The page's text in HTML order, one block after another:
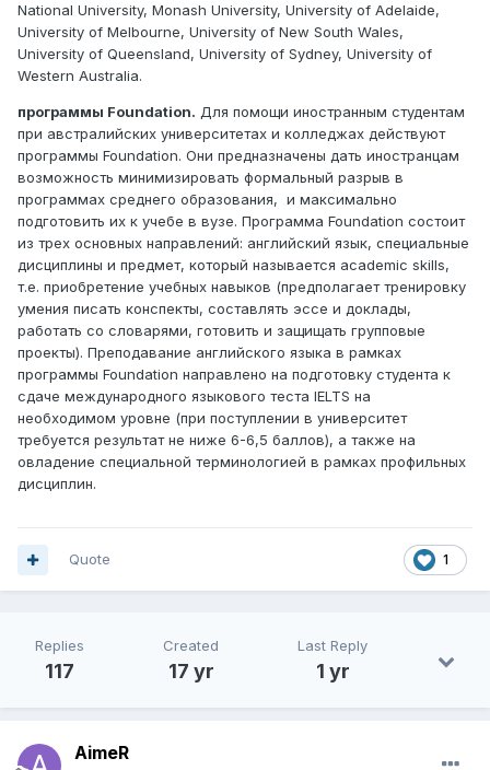
National University, Monash University, University of Adelaide,
University of Melbourne, University of New South Wales,
University of Queensland, University of Sydney, University of
Western Australia.
программы Foundation. Для помощи иностранным студентам
при австралийских университетах и колледжах действуют
программы Foundation. Они предназначены дать иностранцам
возможность минимизировать формальный разрыв в
программах среднего образования, и максимально
подготовить их к учебе в вузе. Программа Foundation состоит
из трех основных направлений: английский язык, специальные
дисциплины и предмет, который называется academic skills,
т.е. приобретение учебных навыков (предполагает тренировку
умения писать конспекты, составлять эссе и доклады,
работать со словарями, готовить и защищать групповые
проекты). Преподавание английского языка в рамках
программы Foundation направлено на подготовку студента к
сдаче международного языкового теста IELTS на
необходимом уровне (при поступлении в университет
требуется результат не ниже 6-6,5 баллов), а также на
овладение специальной терминологией в рамках профильных
дисциплин.
1
Quote
Replies
117
Created
17 yr
Last Reply
1 yr
AimeR